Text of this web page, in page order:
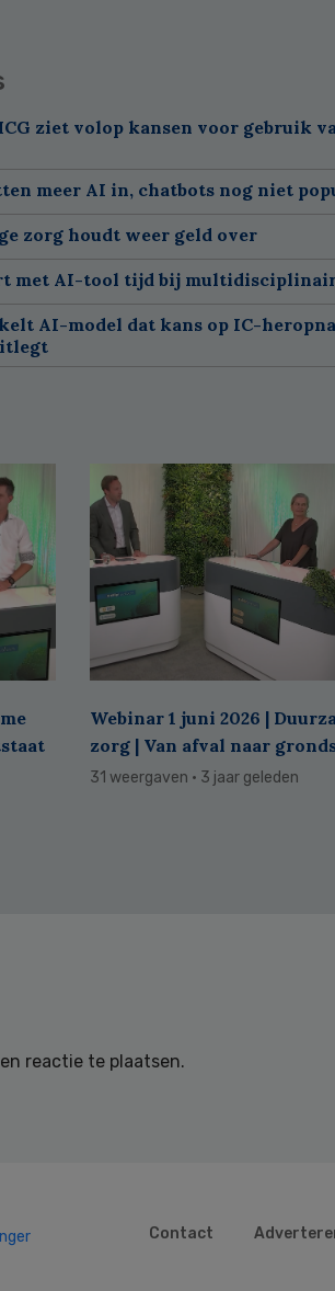
ziet volop kansen voor gebruik
meer AI in, chatbots nog niet
zorg houdt weer geld over
met AI-tool tijd bij
AI-model dat kans op IC-
Webinar 1 juni 2026 |
zorg | Van afval naar
31 weergaven · 3 jaar geleden
reactie te plaatsen.
Contact